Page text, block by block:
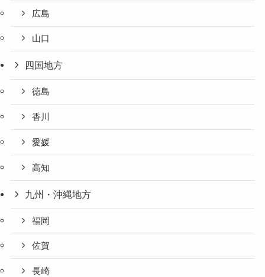
広島
山口
四国地方
徳島
香川
愛媛
高知
九州・沖縄地方
福岡
佐賀
長崎